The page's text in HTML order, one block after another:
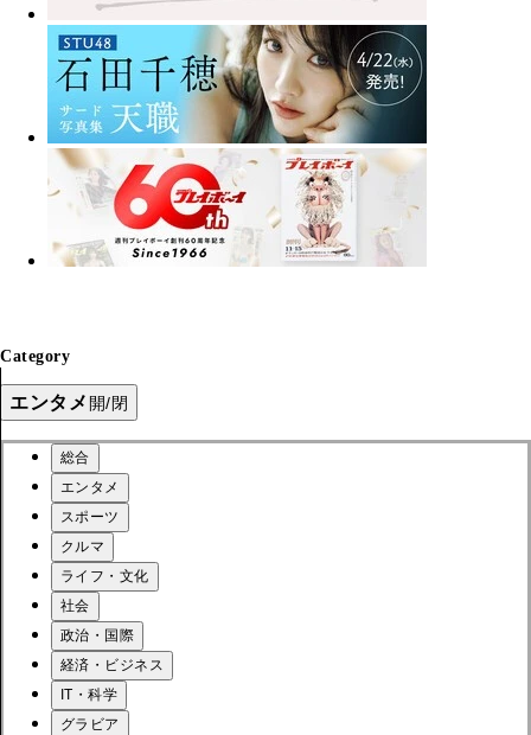
Category
エンタメ 開/閉
総合
エンタメ
スポーツ
クルマ
ライフ・文化
社会
政治・国際
経済・ビジネス
IT・科学
グラビア